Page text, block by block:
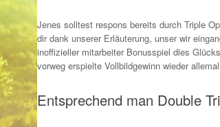
Jenes solltest respons bereits durch Triple
dir dank unserer Erläuterung, unser wir
inoffizieller mitarbeiter Bonusspiel dies
vorweg erspielte Vollbildgewinn wieder
Entsprechend man Double